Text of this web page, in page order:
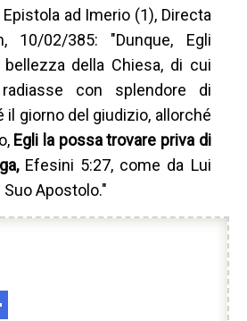
Epistola ad Imerio (1), Directa
10/02/385: "Dunque, Egli
della Chiesa, di cui
con splendore di
giorno del giudizio, allorché
Egli la possa trovare priva di
Efesini 5:27, come da Lui
Apostolo."